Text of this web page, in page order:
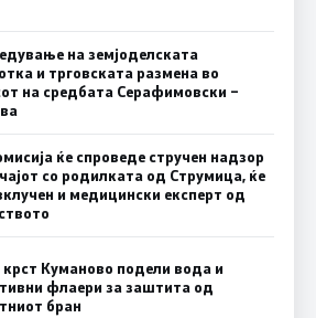
на земјоделската
и трговската размена во
на средбата Серафимовски –
ќе спроведе стручен надзор
со родилката од Струмица, ќе
и медицински експерт од
Куманово подели вода и
флаери за заштита од
бран